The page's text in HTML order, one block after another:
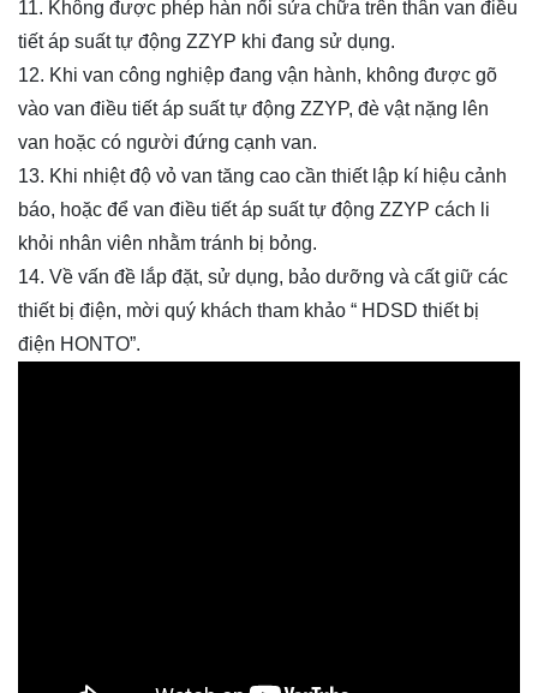
11. Không được phép hàn nối sửa chữa trên thân van điều
tiết áp suất tự động ZZYP khi đang sử dụng.
12. Khi van công nghiệp đang vận hành, không được gõ
vào van điều tiết áp suất tự động ZZYP, đè vật nặng lên
van hoặc có người đứng cạnh van.
13. Khi nhiệt độ vỏ van tăng cao cần thiết lập kí hiệu cảnh
báo, hoặc để van điều tiết áp suất tự động ZZYP cách li
khỏi nhân viên nhằm tránh bị bỏng.
14. Về vấn đề lắp đặt, sử dụng, bảo dưỡng và cất giữ các
thiết bị điện, mời quý khách tham khảo “ HDSD thiết bị
điện HONTO”.